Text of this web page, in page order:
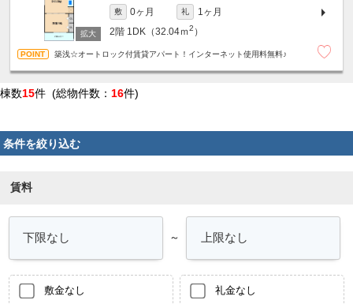
敷 0ヶ月 礼
1ヶ月
2階 1DK（32.04ｍ2 ）
築浅☆オートロック付賃貸アパート！インターネット使用料無料♪
棟数15件 (総物件数： 16件)
条件を絞り込む
賃料
～
敷金なし 礼金なし